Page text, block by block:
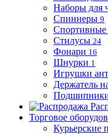
Наборы для
Спиннеры 9
Спортивные
Стилусы 24
Фонари 16
Шнурки 1
Игрушки
Держатель
Подшипники
Торговое
Курьерские